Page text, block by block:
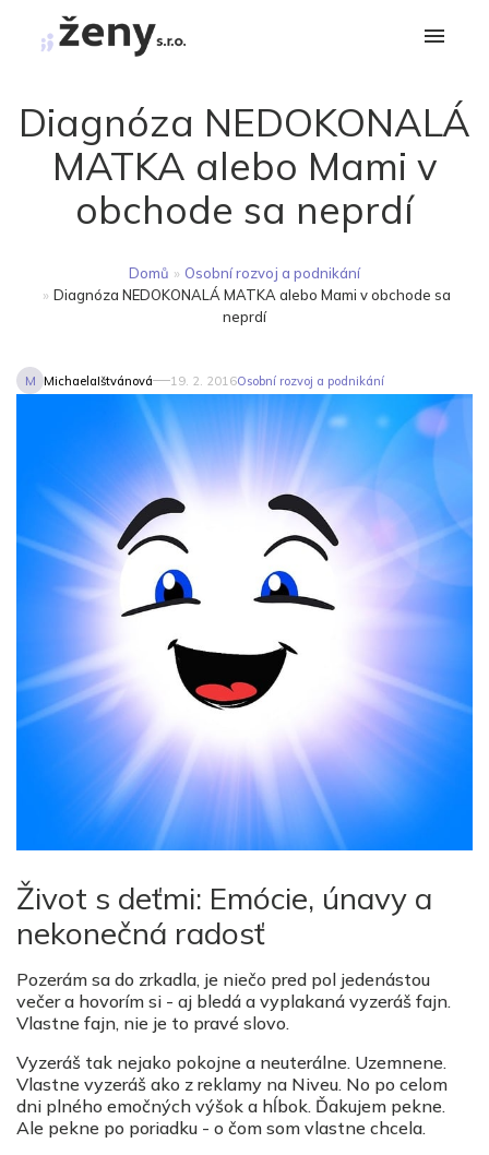
Diagnóza NEDOKONALÁ
MATKA alebo Mami v
obchode sa neprdí
Domů » Osobní rozvoj a podnikání
» Diagnóza NEDOKONALÁ MATKA alebo Mami v obchode sa
neprdí
M MichaelaIštvánová 19. 2. 2016Osobní rozvoj a podnikání
Život s deťmi: Emócie, únavy a
nekonečná radosť
Pozerám sa do zrkadla, je niečo pred pol jedenástou
večer a hovorím si - aj bledá a vyplakaná vyzeráš fajn.
Vlastne fajn, nie je to pravé slovo.
Vyzeráš tak nejako pokojne a neuterálne. Uzemnene.
Vlastne vyzeráš ako z reklamy na Niveu. No po celom
dni plného emočných výšok a hĺbok. Ďakujem pekne.
Ale pekne po poriadku - o čom som vlastne chcela.